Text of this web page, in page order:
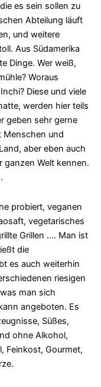
es sein sollen zu
Abteilung läuft
und weitere
Aus Südamerika
Dinge. Wer weiß,
Woraus
Diese und viele
werden hier teils
geben sehr gerne
Menschen und
aber eben auch
ganzen Welt kennen.
probiert, veganen
vegetarisches
Grillen …. Man ist
die
es auch weiterhin
riesigen
man sich
angeboten. Es
Süßes,
ohne Alkohol,
Feinkost, Gourmet,